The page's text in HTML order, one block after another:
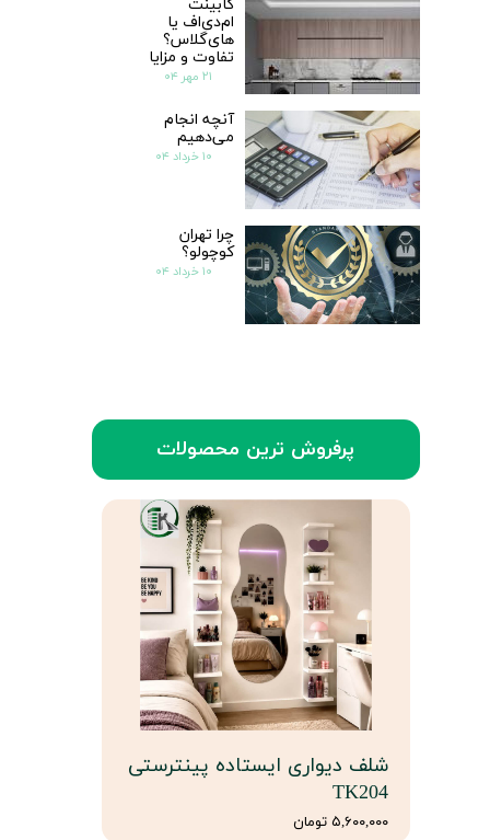
شلف دیواری ایستاده پینترستی
TK204
۵,۶۰۰,۰۰۰ تومان
پرفروش ترین محصولات
ام‌دی‌اف یا
های‌گلاس؟
تفاوت و مزایا
۲۱ مهر ۰۴
آنچه انجام
می‌دهیم
۱۰ خرداد ۰۴
چرا تهران
کوچولو؟
۱۰ خرداد ۰۴